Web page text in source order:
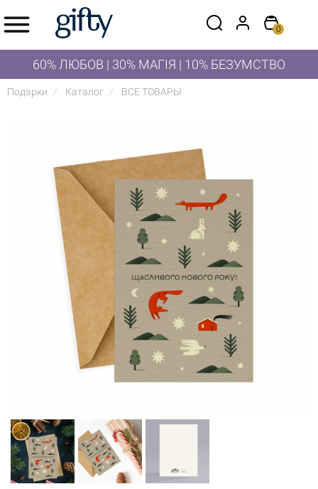
0
60% ЛЮБОВ | 30% МАГІЯ | 10% БЕЗУМСТВО
Подарки Каталог ВСЕ ТОВАРЫ